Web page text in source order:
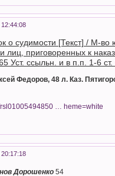
о судимости [Текст] / М-
лиц, приговоренных к
Уст. ссыльн. и в п.п. 1-6
Федоров, 48 л. Каз.
rsl01005494850 … heme=white
Дорошенко 54